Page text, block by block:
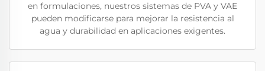
en formulaciones, nuestros sistemas de PVA y VAE
pueden modificarse para mejorar la resistencia al
agua y durabilidad en aplicaciones exigentes.